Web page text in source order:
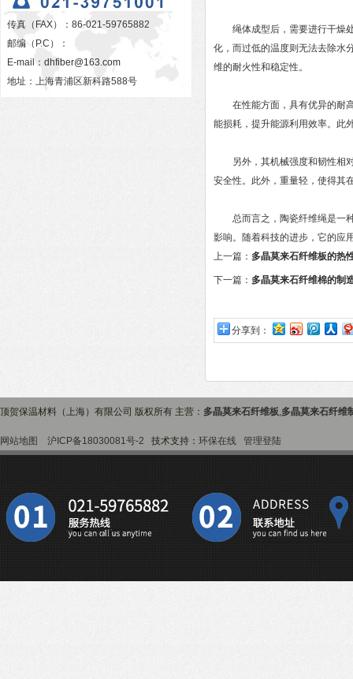
传真（FAX）：86-021-59765882
邮编（P.C）：
E-mail： dhfiber@163.com
地址：上海青浦区新科路588号
绳体成型后，需要进行干燥处
化，而过低的温度则无法去除水
维的耐火性和稳定性。
在性能方面，具有优异的耐高
能损耗，提升能源利用效率。此
另外，其机械强度和韧性相对
安全性。此外，重量轻，使得其
总而言之，陶瓷纤维绳是一种
影响。随着科技的进步，它的应
上一篇： 多晶莫来石纤维板的热
下一篇： 多晶莫来石纤维棉的制
分享到：
顶贺保温材料（上海）有限公司 版权所有 主营： 多晶莫来石纤维板,多晶莫来石纤维
网站地图 沪ICP备18030081号-2 技术支持： 环保在线 管理登陆